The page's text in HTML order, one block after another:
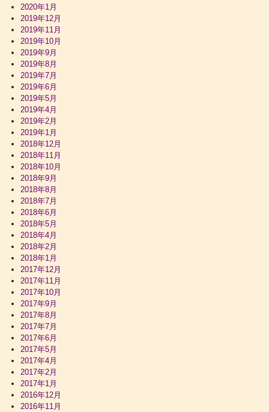
2020年1月
2019年12月
2019年11月
2019年10月
2019年9月
2019年8月
2019年7月
2019年6月
2019年5月
2019年4月
2019年2月
2019年1月
2018年12月
2018年11月
2018年10月
2018年9月
2018年8月
2018年7月
2018年6月
2018年5月
2018年4月
2018年2月
2018年1月
2017年12月
2017年11月
2017年10月
2017年9月
2017年8月
2017年7月
2017年6月
2017年5月
2017年4月
2017年2月
2017年1月
2016年12月
2016年11月